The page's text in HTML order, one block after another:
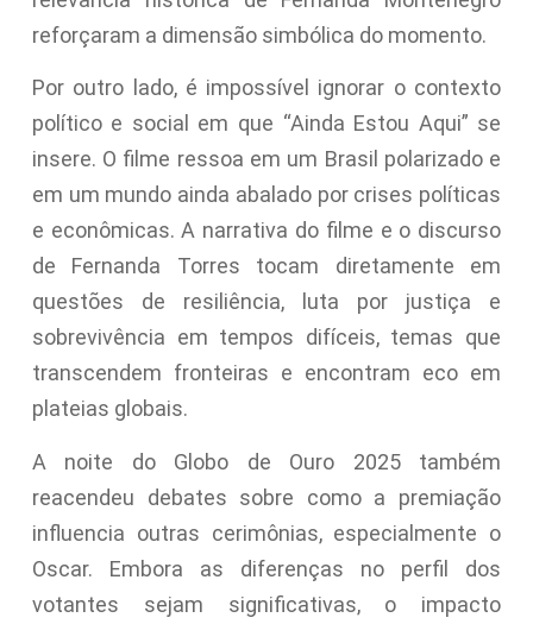
reforçaram a dimensão simbólica do momento.
Por outro lado, é impossível ignorar o contexto
político e social em que “Ainda Estou Aqui” se
insere. O filme ressoa em um Brasil polarizado e
em um mundo ainda abalado por crises políticas
e econômicas. A narrativa do filme e o discurso
de Fernanda Torres tocam diretamente em
questões de resiliência, luta por justiça e
sobrevivência em tempos difíceis, temas que
transcendem fronteiras e encontram eco em
plateias globais.
A noite do Globo de Ouro 2025 também
reacendeu debates sobre como a premiação
influencia outras cerimônias, especialmente o
Oscar. Embora as diferenças no perfil dos
votantes sejam significativas, o impacto